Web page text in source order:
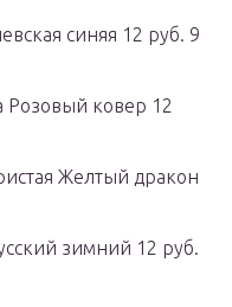
синяя 12 руб. 9
Розовый ковер 12
Желтый дракон
зимний 12 руб.